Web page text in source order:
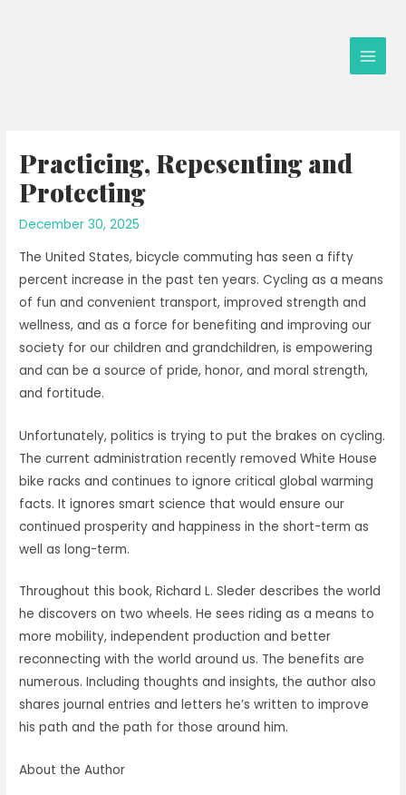
Main
Practicing, Repesenting and
Protecting
December 30, 2025
The United States, bicycle commuting has seen a fifty
percent increase in the past ten years. Cycling as a means
of fun and convenient transport, improved strength and
wellness, and as a force for benefiting and improving our
society for our children and grandchildren, is empowering
and can be a source of pride, honor, and moral strength,
and fortitude.
Unfortunately, politics is trying to put the brakes on cycling.
The current administration recently removed White House
bike racks and continues to ignore critical global warming
facts. It ignores smart science that would ensure our
continued prosperity and happiness in the short-term as
well as long-term.
Throughout this book, Richard L. Sleder describes the world
he discovers on two wheels. He sees riding as a means to
more mobility, independent production and better
reconnecting with the world around us. The benefits are
numerous. Including thoughts and insights, the author also
shares journal entries and letters he’s written to improve
his path and the path for those around him.
About the Author